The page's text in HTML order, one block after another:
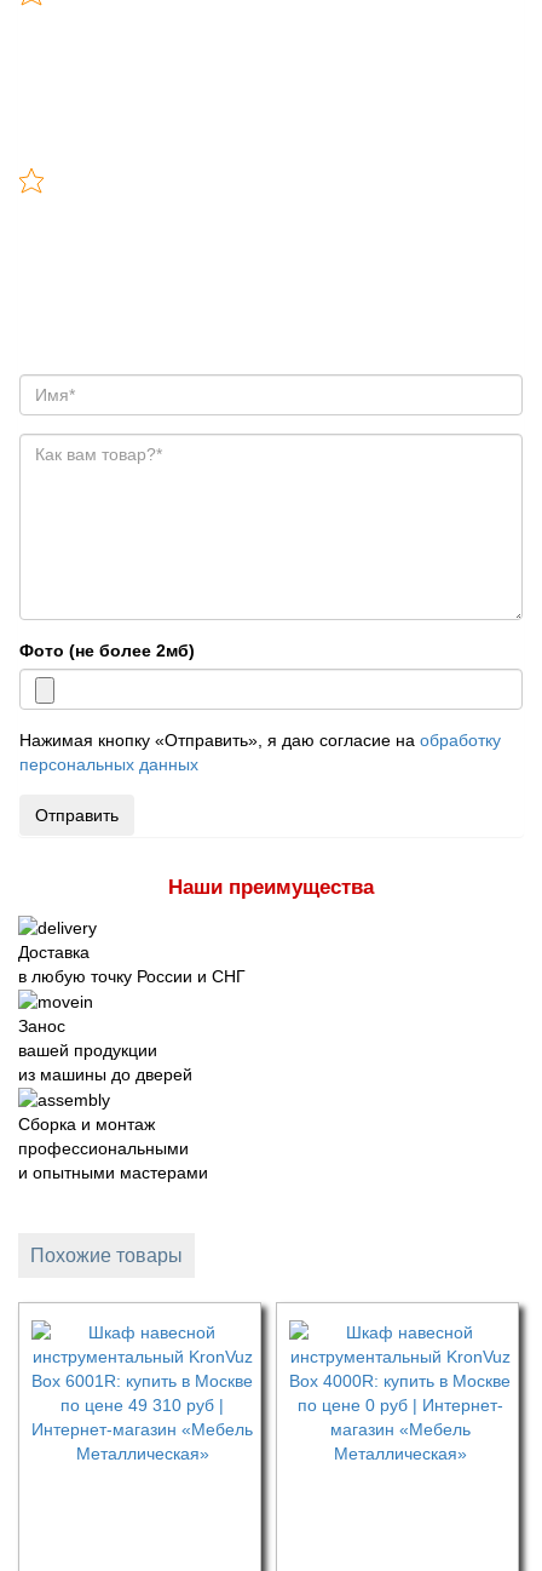
Фото (не более 2мб)
Нажимая кнопку «Отправить», я даю согласие на обработку
персональных данных
Отправить
Наши преимущества
Доставка
в любую точку России и СНГ
Занос
вашей продукции
из машины до дверей
Сборка и монтаж
профессиональными
и опытными мастерами
Похожие товары